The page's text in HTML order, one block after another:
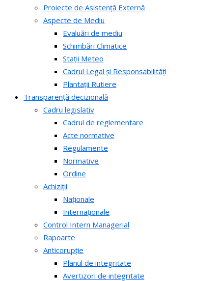
Proiecte de Asistență Externă
Aspecte de Mediu
Evaluări de mediu
Schimbări Climatice
Stații Meteo
Cadrul Legal și Responsabilități
Plantații Rutiere
Transparență decizională
Cadru legislativ
Cadrul de reglementare
Acte normative
Regulamente
Normative
Ordine
Achiziții
Naționale
Internaționale
Control Intern Managerial
Rapoarte
Anticorupție
Planul de integritate
Avertizori de integritate